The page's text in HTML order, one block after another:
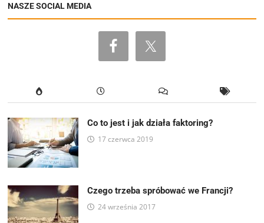
NASZE SOCIAL MEDIA
Co to jest i jak działa faktoring?
17 czerwca 2019
Czego trzeba spróbować we Francji?
24 września 2017